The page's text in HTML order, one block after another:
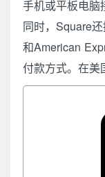
手机或平板电脑
同时，Square
和American
付款方式。在美